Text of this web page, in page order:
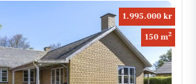
1.995.000 kr
150 m2